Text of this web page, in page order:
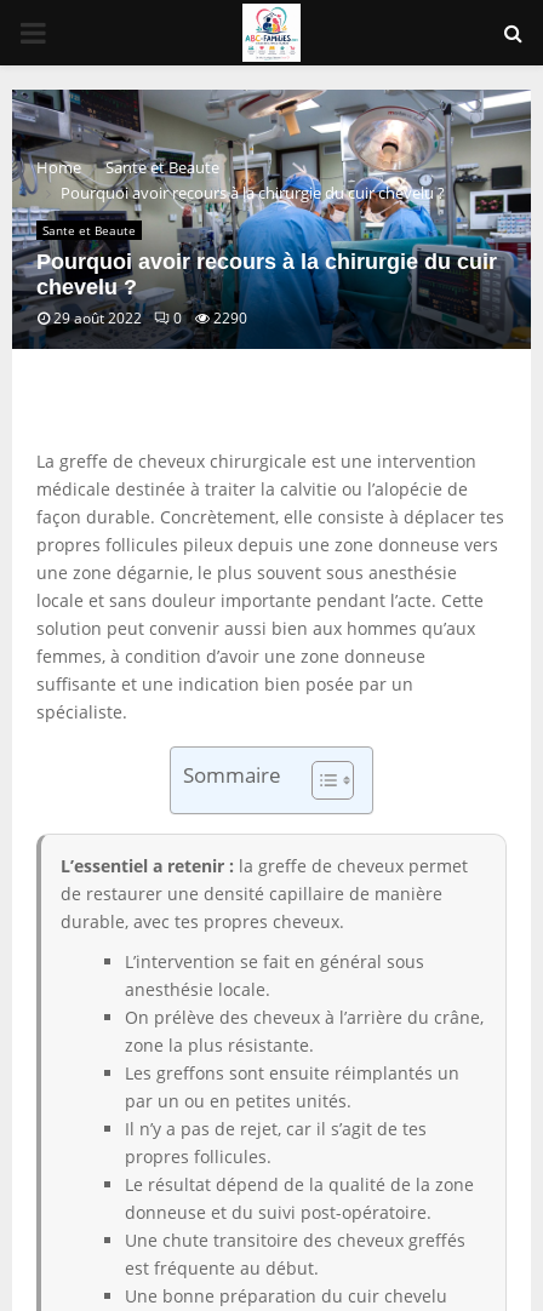
PRIMARY
MENU
Home
Sante et Beaute
Pourquoi avoir recours à la chirurgie du cuir chevelu ?
Sante et Beaute
Pourquoi avoir recours à la chirurgie du cuir
chevelu ?
29 août 2022 0 2290
La greffe de cheveux chirurgicale est une intervention
médicale destinée à traiter la calvitie ou l’alopécie de
façon durable. Concrètement, elle consiste à déplacer tes
propres follicules pileux depuis une zone donneuse vers
une zone dégarnie, le plus souvent sous anesthésie
locale et sans douleur importante pendant l’acte. Cette
solution peut convenir aussi bien aux hommes qu’aux
femmes, à condition d’avoir une zone donneuse
suffisante et une indication bien posée par un
spécialiste.
Sommaire
L’essentiel a retenir : la greffe de cheveux permet
de restaurer une densité capillaire de manière
durable, avec tes propres cheveux.
L’intervention se fait en général sous
anesthésie locale.
On prélève des cheveux à l’arrière du crâne,
zone la plus résistante.
Les greffons sont ensuite réimplantés un
par un ou en petites unités.
Il n’y a pas de rejet, car il s’agit de tes
propres follicules.
Le résultat dépend de la qualité de la zone
donneuse et du suivi post-opératoire.
Une chute transitoire des cheveux greffés
est fréquente au début.
Une bonne préparation du cuir chevelu